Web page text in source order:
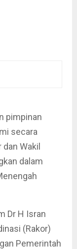
pimpinan
secara
Wakil
dalam
Dr H Isran
(Rakor)
Pemerintah